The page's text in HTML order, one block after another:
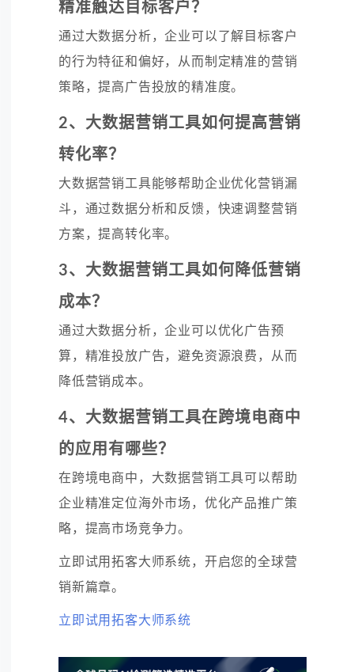
精准触达目标客户？
通过大数据分析，企业可以了解目标客户
的行为特征和偏好，从而制定精准的营销
策略，提高广告投放的精准度。
2、大数据营销工具如何提高营销
转化率？
大数据营销工具能够帮助企业优化营销漏
斗，通过数据分析和反馈，快速调整营销
方案，提高转化率。
3、大数据营销工具如何降低营销
成本？
通过大数据分析，企业可以优化广告预
算，精准投放广告，避免资源浪费，从而
降低营销成本。
4、大数据营销工具在跨境电商中
的应用有哪些？
在跨境电商中，大数据营销工具可以帮助
企业精准定位海外市场，优化产品推广策
略，提高市场竞争力。
立即试用拓客大师系统，开启您的全球营
销新篇章。
立即试用拓客大师系统